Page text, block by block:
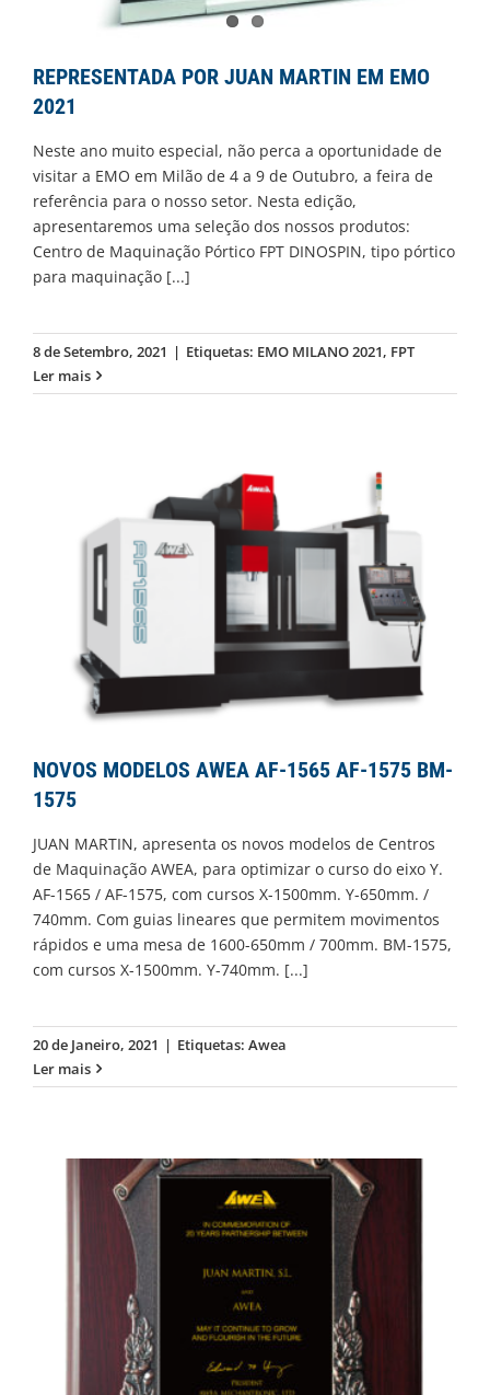
REPRESENTADA POR JUAN MARTIN EM EMO
2021
Neste ano muito especial, não perca a oportunidade de
visitar a EMO em Milão de 4 a 9 de Outubro, a feira de
referência para o nosso setor. Nesta edição,
apresentaremos uma seleção dos nossos produtos:
Centro de Maquinação Pórtico FPT DINOSPIN, tipo pórtico
para maquinação [...]
8 de Setembro, 2021 | Etiquetas: EMO MILANO 2021, FPT
Ler mais
NOVOS MODELOS AWEA AF-1565 AF-1575 BM-
1575
JUAN MARTIN, apresenta os novos modelos de Centros
de Maquinação AWEA, para optimizar o curso do eixo Y.
AF-1565 / AF-1575, com cursos X-1500mm. Y-650mm. /
740mm. Com guias lineares que permitem movimentos
rápidos e uma mesa de 1600-650mm / 700mm. BM-1575,
com cursos X-1500mm. Y-740mm. [...]
20 de Janeiro, 2021 | Etiquetas: Awea
Ler mais